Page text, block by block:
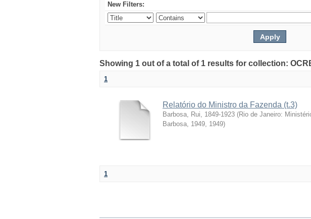
New Filters:
Showing 1 out of a total of 1 results for collection:
1
Relatório do Ministro da Fazenda (t.3)
Barbosa, Rui, 1849-1923 (Rio de Janeiro:
Barbosa, 1949, 1949)
1